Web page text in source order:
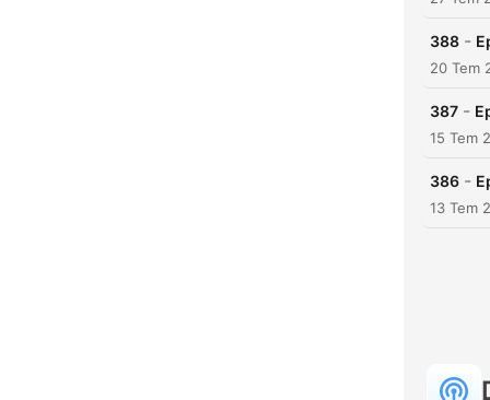
388 -
20 Tem
387 -
15 Tem
386 -
13 Tem